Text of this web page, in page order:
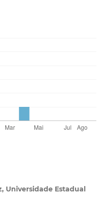
Universidade Estadual